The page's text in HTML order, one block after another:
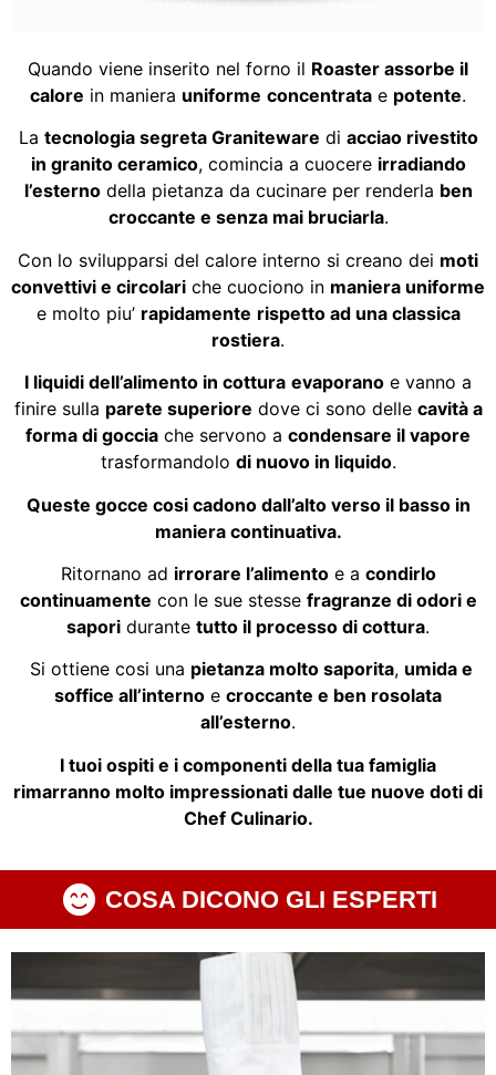
Quando viene inserito nel forno il Roaster assorbe il
calore in maniera uniforme concentrata e potente.
La tecnologia segreta Graniteware di acciao rivestito
in granito ceramico, comincia a cuocere irradiando
l’esternodella pietanza da cucinare per renderla ben
croccante e senza mai bruciarla.
Con lo svilupparsi del calore interno si creano dei moti
convettivi e circolari che cuociono in maniera uniforme
e molto piu’ rapidamente rispetto ad una classica
rostiera.
I liquidi dell’alimento in cottura evaporano e vanno a
finire sulla parete superiore dove ci sono delle cavità a
forma di goccia che servono a condensare il vapore
trasformandolo di nuovo in liquido.
Queste gocce cosi cadono dall’alto verso il basso in
maniera continuativa.
Ritornano ad irrorare l’alimentoe a condirlo
continuamente con le sue stesse fragranze di odori e
sapori durante tutto il processo di cottura.
Si ottiene cosi una pietanza molto saporita, umida e
soffice all’interno e croccante e ben rosolata
all’esterno.
I tuoi ospiti e i componenti della tua famiglia
rimarranno molto impressionati dalle tue nuove doti di
Chef Culinario.
COSA DICONO GLI ESPERTI